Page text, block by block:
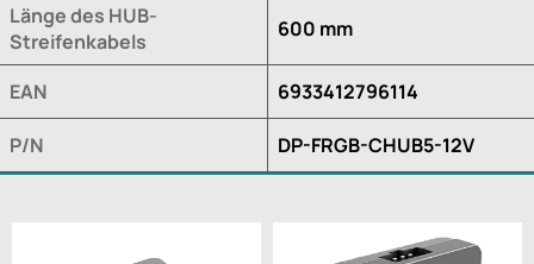
Länge des HUB-
Streifenkabels
600 mm
EAN 6933412796114
P/N DP-FRGB-CHUB5-12V